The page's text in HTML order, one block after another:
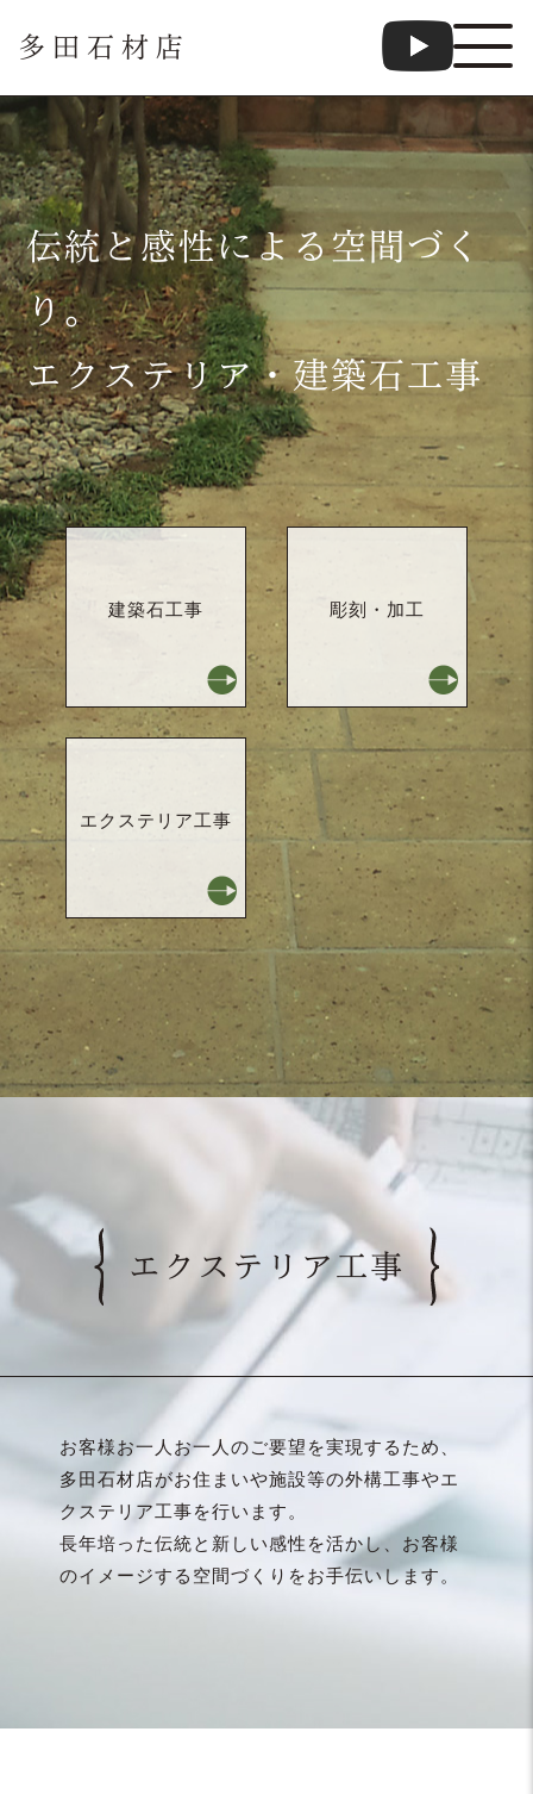
多田石材店
伝統と感性による空間づく
り。
エクステリア・建築石工事
彫刻・加工
建築石工事
エクステリア工事
エクステリア工事
お客様お一人お一人のご要望を実現するため、
多田石材店がお住まいや施設等の外構工事やエ
クステリア工事を行います。
長年培った伝統と新しい感性を活かし、お客様
のイメージする空間づくりをお手伝いします。